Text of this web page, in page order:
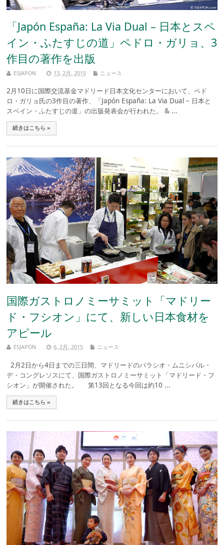
「Japón España: La Via Dual – 日本とスペ
イン・ふたすじの道」ペドロ・ガリョ、3
作目の著作を出版
ESJAPON 13, 2月, 2015 ニュース
2月10日に国際交流基金マドリード日本文化センターにおいて、ペド
ロ・ガリョ氏の3作目の著作、「Japón España: La Via Dual – 日本と
スペイン・ふたすじの道」の出版発表会が行われた。 & ...
続きはこちら »
国際ガストロノミーサミット「マドリー
ド・フシオン」にて、新しい日本食材を
アピール
ESJAPON 6, 2月, 2015 ニュース
2月2日から4日までの三日間、マドリードのパラシオ・ムニシパル・
デ・コングレソスにて、国際ガストロノミーサミット「マドリード・フ
シオン」が開催された。 第13回となる今回は約10 ...
続きはこちら »